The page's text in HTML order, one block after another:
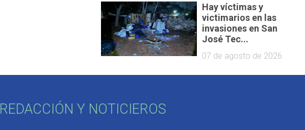
Hay víctimas y
victimarios en las
invasiones en San
José Tec...
07 de agosto de 2026
REDACCIÓN Y NOTICIEROS